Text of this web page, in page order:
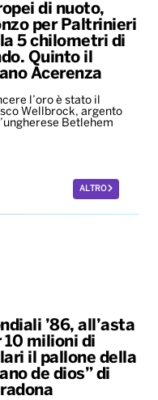
di nuoto,
per Paltrinieri
5 chilometri di
Quinto il
Acerenza
l’oro è stato il
Wellbrock, argento
Betlehem
ALTRO
’86, all’asta
10 milioni di
il pallone della
de dios” di